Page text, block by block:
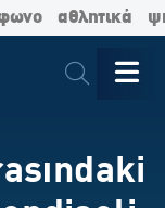
αθλητικά